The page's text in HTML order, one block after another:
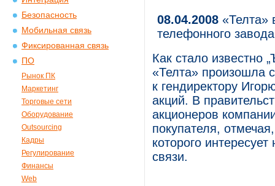
Безопасность
Мобильная связь
Фиксированная связь
ПО
Рынок ПК
Маркетинг
Торговые сети
Оборудование
Outsourcing
Кадры
Регулирование
Финансы
Web
08.04.2008 «Телта»
телефонного
Как стало известно
«Телта» произошла
к гендиректору
акций. В
акционеров
покупателя,
которого
связи.